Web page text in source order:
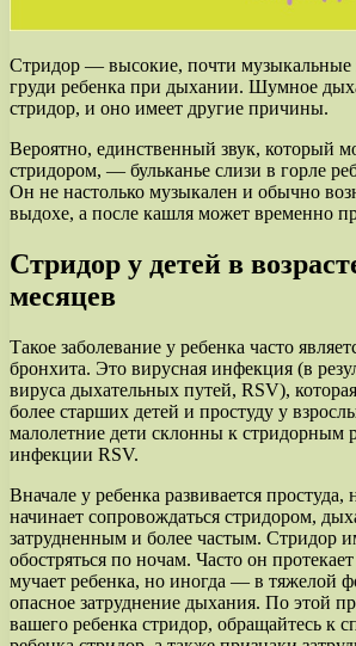
Стридор — высокие, почти музыкальные
груди ребенка при дыхании. Шумное
стридор, и оно имеет другие причины.
Вероятно, единственный звук, который
стридором, — бульканье слизи в горле
Он не настолько музыкален и обычно
выдохе, а после кашля может временно
Стридор у детей в
месяцев
Такое заболевание у ребенка часто
бронхита. Это вирусная инфекция (в
вируса дыхательных путей, RSV),
более старших детей и простуду у
малолетние дети склонны к стридорным
инфекции RSV.
Вначале у ребенка развивается простуда,
начинает сопровождаться стридором,
затрудненным и более частым. Стридор
обостряться по ночам. Часто он
мучает ребенка, но иногда — в тяжелой
опасное затруднение дыхания. По этой
вашего ребенка стридор, обращайтесь к